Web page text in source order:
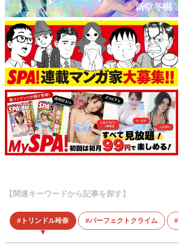
【関連キーワードから記事を探す】
トリンドル玲奈 パーフェクトクライム